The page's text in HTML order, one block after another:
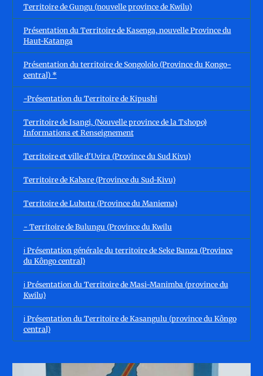
Territoire de Gungu (nouvelle province de Kwilu)
Présentation du Territoire de Kasenga, nouvelle Province du
Haut-Katanga
Présentation du territoire de Songololo (Province du Kongo-
central) *
-Présentation du Territoire de Kipushi
Territoire de Isangi, (Nouvelle province de la Tshopo)
Informations et Renseignement
Territoire et ville d'Uvira (Province du Sud Kivu)
Territoire de Kabare (Province du Sud-Kivu)
Territoire de Lubutu (Province du Maniema)
- Territoire de Bulungu (Province du Kwilu
ℹ️ Présentation générale du territoire de Seke Banza (Province
du Kôngo central)
ℹ️ Présentation du Territoire de Masi-Manimba (province du
Kwilu)
ℹ️ Présentation du Territoire de Kasangulu (province du Kôngo
central)